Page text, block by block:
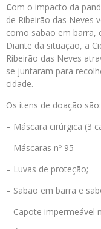
Com o impacto da
de Ribeirão das Neves
como sabão em barra,
Diante da situação, a
Ribeirão das Neves
se juntaram para
cidade.
Os itens de doação são:
– Máscara cirúrgica (3
– Máscaras nº 95
– Luvas de proteção;
– Sabão em barra e
– Capote impermeável